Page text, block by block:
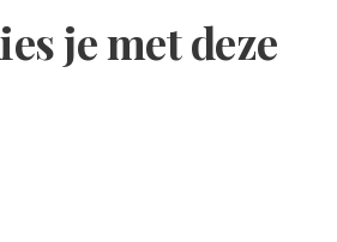
je met deze